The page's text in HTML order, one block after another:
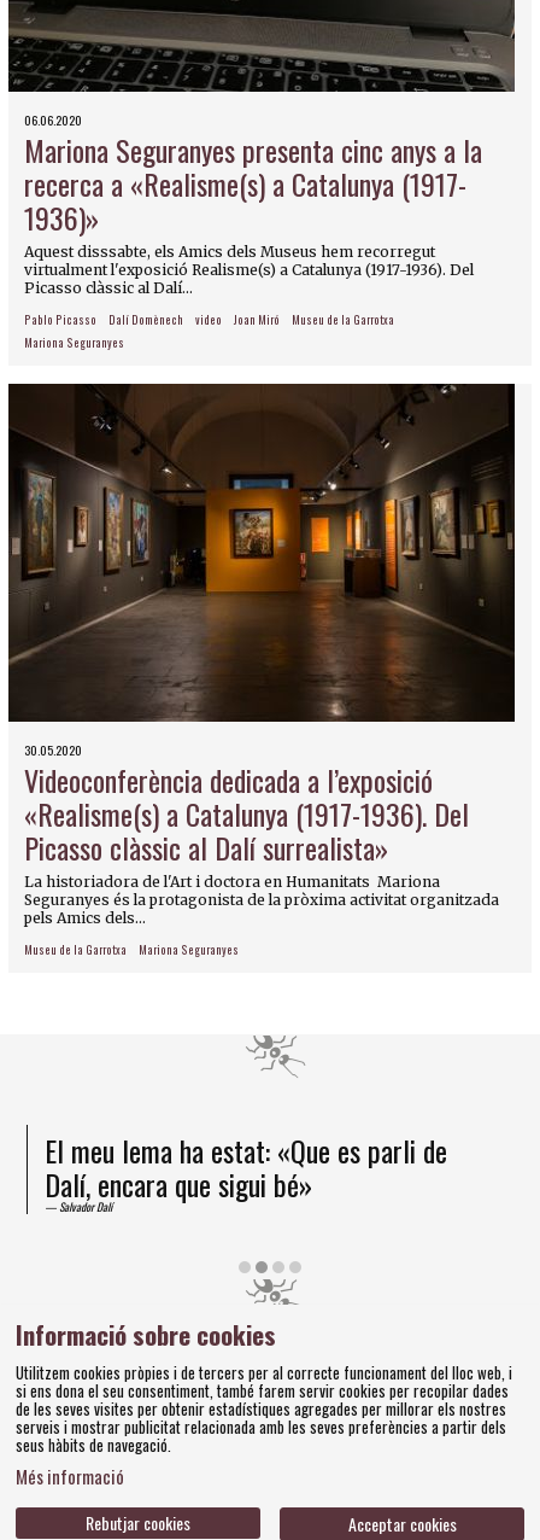
06.06.2020
Mariona Seguranyes presenta cinc anys a la
recerca a «Realisme(s) a Catalunya (1917-
1936)»
Aquest disssabte, els Amics dels Museus hem recorregut
virtualment l'exposició Realisme(s) a Catalunya (1917-1936). Del
Picasso clàssic al Dalí...
Pablo Picasso Dalí Domènech video Joan Miró
Museu de la Garrotxa
Mariona Seguranyes
30.05.2020
Videoconferència dedicada a l’exposició
«Realisme(s) a Catalunya (1917-1936). Del
Picasso clàssic al Dalí surrealista»
La historiadora de l'Art i doctora en Humanitats Mariona
Seguranyes és la protagonista de la pròxima activitat organitzada
pels Amics dels...
Museu de la Garrotxa Mariona Seguranyes
El meu lema ha estat: «Que es parli de
Dalí, encara que sigui bé»
Salvador Dalí
Figueres
Tel. 972 677 520 |amics@fundaciodali.org
Sitemap | Avís Legal
Contacteu | Bases concursos
Informació sobre cookies
Utilitzem cookies pròpies i de tercers per al correcte funcionament del lloc web, i
si ens dona el seu consentiment, també farem servir cookies per recopilar dades
de les seves visites per obtenir estadístiques agregades per millorar els nostres
serveis i mostrar publicitat relacionada amb les seves preferències a partir dels
seus hàbits de navegació.
Més informació
Acceptar cookies
Rebutjar cookies